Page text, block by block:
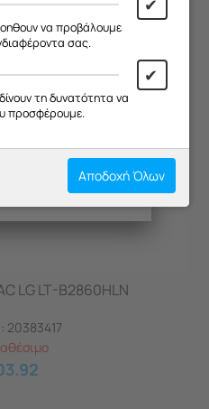
LG LT-B2860HLN
20383417
να προβάλουμε
σας.
✔
τη δυνατότητα να
προσφέρουμε.
Αποδοχή Όλων
ότι
θα παραμείνει
έως και 18/08
κοντά σας από
08.
ευχόμαστε καλό